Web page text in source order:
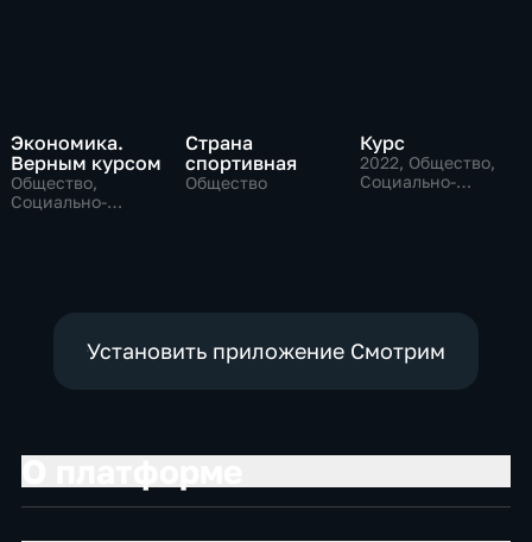
Экономика.
Верным курсом
Общество,
Социально-
Страна
спортивная
Общество
Курс
2022, Общество,
Социально-
Установить приложение Смотрим